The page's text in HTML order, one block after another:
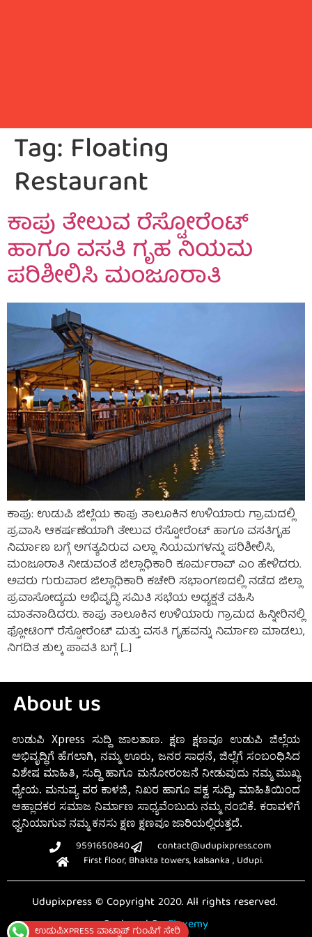
Tag: Floating
Restaurant
ಕಾಪು ತೇಲುವ ರೆಸ್ಟೋರೆಂಟ್
ಹಾಗೂ ವಸತಿ ಗೃಹ ನಿಯಮ
ಪರಿಶೀಲಿಸಿ ಮಂಜೂರಾತಿ
ಕಾಪು: ಉಡುಪಿ ಜಿಲ್ಲೆಯ ಕಾಪು ತಾಲೂಕಿನ ಉಳಿಯಾರು ಗ್ರಾಮದಲ್ಲಿ
ಪ್ರವಾಸಿ ಆಕರ್ಷಣೆಯಾಗಿ ತೇಲುವ ರೆಸ್ಟೋರೆಂಟ್ ಹಾಗೂ ವಸತಿಗೃಹ
ನಿರ್ಮಾಣ ಬಗ್ಗೆ ಅಗತ್ಯವಿರುವ ಎಲ್ಲಾ ನಿಯಮಗಳನ್ನು ಪರಿಶೀಲಿಸಿ,
ಮಂಜೂರಾತಿ ನೀಡುವಂತೆ ಜಿಲ್ಲಾಧಿಕಾರಿ ಕೂರ್ಮರಾವ್ ಎಂ ಹೇಳಿದರು.
ಅವರು ಗುರುವಾರ ಜಿಲ್ಲಾಧಿಕಾರಿ ಕಚೇರಿ ಸಭಾಂಗಣದಲ್ಲಿ ನಡೆದ ಜಿಲ್ಲಾ
ಪ್ರವಾಸೋದ್ಯಮ ಅಭಿವೃದ್ಧಿ ಸಮಿತಿ ಸಭೆಯ ಅಧ್ಯಕ್ಷತೆ ವಹಿಸಿ
ಮಾತನಾಡಿದರು. ಕಾಪು ತಾಲೂಕಿನ ಉಳಿಯಾರು ಗ್ರಾಮದ ಹಿನ್ನೀರಿನಲ್ಲಿ
ಫ್ಲೋಟಿಂಗ್ ರೆಸ್ಟೋರೆಂಟ್ ಮತ್ತು ವಸತಿ ಗೃಹವನ್ನು ನಿರ್ಮಾಣ ಮಾಡಲು,
ನಿಗದಿತ ಶುಲ್ಕ ಪಾವತಿ ಬಗ್ಗೆ […]
ಉಡುಪಿXPRESS ವಾಟ್ಸಾಪ್ ಗುಂಪಿಗೆ ಸೇರಿ
About us
ಉಡುಪಿ Xpress ಸುದ್ದಿ ಜಾಲತಾಣ. ಕ್ಷಣ ಕ್ಷಣವೂ ಉಡುಪಿ ಜಿಲ್ಲೆಯ
ಅಭಿವೃದ್ಧಿಗೆ ಹೆಗಲಾಗಿ, ನಮ್ಮ ಊರು, ಜನರ ಸಾಧನೆ, ಜಿಲ್ಲೆಗೆ ಸಂಬಂಧಿಸಿದ
ವಿಶೇಷ ಮಾಹಿತಿ, ಸುದ್ದಿ ಹಾಗೂ ಮನೋರಂಜನೆ ನೀಡುವುದು ನಮ್ಮ ಮುಖ್ಯ
ಧ್ಯೇಯ. ಮನುಷ್ಯ ಪರ ಕಾಳಜಿ, ನಿಖರ ಹಾಗೂ ಪಕ್ವ ಸುದ್ದಿ, ಮಾಹಿತಿಯಿಂದ
ಆಹ್ಲಾದಕರ ಸಮಾಜ ನಿರ್ಮಾಣ ಸಾಧ್ಯವೆಂಬುದು ನಮ್ಮ ನಂಬಿಕೆ. ಕರಾವಳಿಗೆ
ಧ್ವನಿಯಾಗುವ ನಮ್ಮ ಕನಸು ಕ್ಷಣ ಕ್ಷಣವೂ ಜಾರಿಯಲ್ಲಿರುತ್ತದೆ.
9591650840
contact@udupixpress.com
First floor, Bhakta towers, kalsanka , Udupi.
Udupixpress © Copyright 2020. All rights reserved.
Designed ByFluxemy